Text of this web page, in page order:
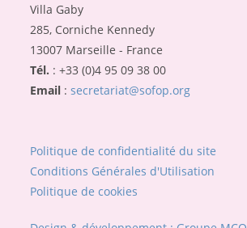
Villa Gaby
285, Corniche Kennedy
13007 Marseille - France
Tél. : +33 (0)4 95 09 38 00
Email :secretariat@sofop.org
Politique de confidentialité du site
Conditions Générales d'Utilisation
Politique de cookies